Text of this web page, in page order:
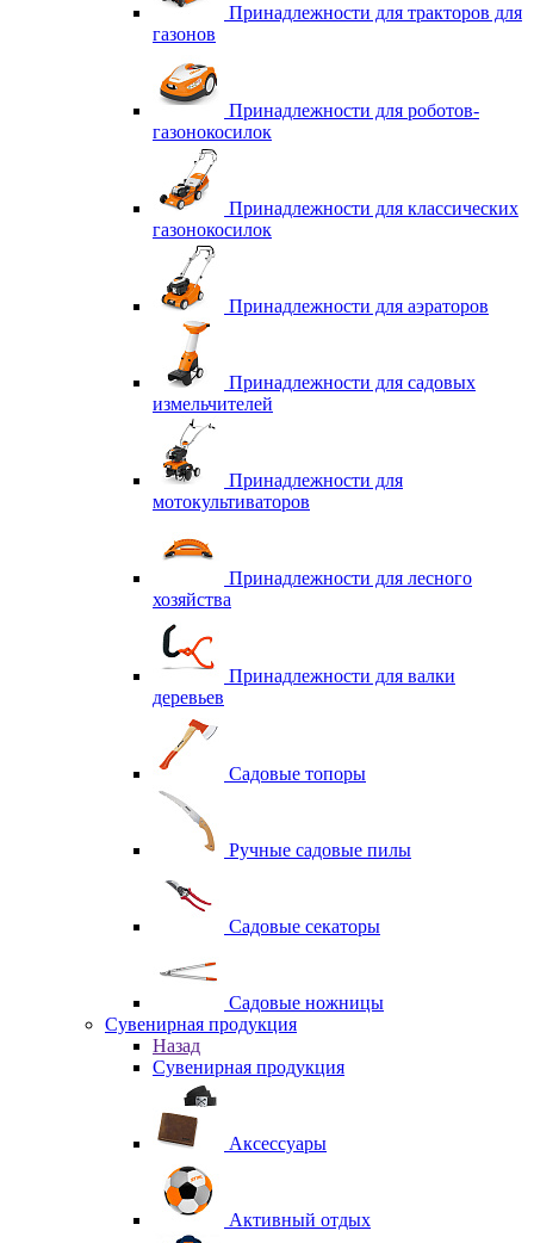
Принадлежности для тракторов для
газонов
Принадлежности для роботов-
газонокосилок
Принадлежности для классических
газонокосилок
Принадлежности для аэраторов
Принадлежности для садовых
измельчителей
Принадлежности для
мотокультиваторов
Принадлежности для лесного
хозяйства
Принадлежности для валки
деревьев
Садовые топоры
Ручные садовые пилы
Садовые секаторы
Садовые ножницы
Сувенирная продукция
Назад
Сувенирная продукция
Аксессуары
Активный отдых